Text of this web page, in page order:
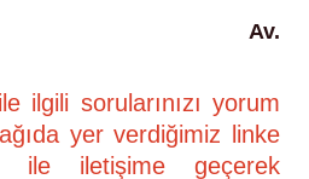
Av.
ilgili sorularınızı yorum
yer verdiğimiz linke
ile iletişime geçerek